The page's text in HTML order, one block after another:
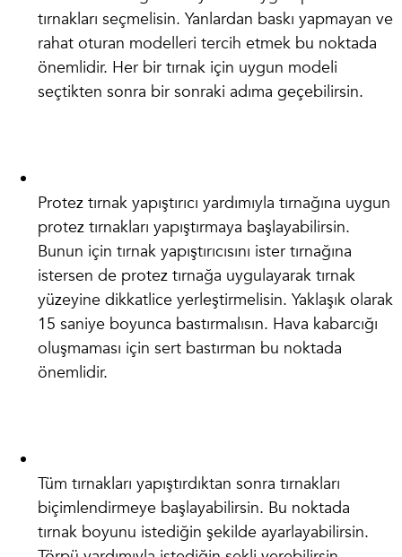
tırnakları seçmelisin. Yanlardan baskı yapmayan ve
rahat oturan modelleri tercih etmek bu noktada
önemlidir. Her bir tırnak için uygun modeli
seçtikten sonra bir sonraki adıma geçebilirsin.
Protez tırnak yapıştırıcı yardımıyla tırnağına uygun
protez tırnakları yapıştırmaya başlayabilirsin.
Bunun için tırnak yapıştırıcısını ister tırnağına
istersen de protez tırnağa uygulayarak tırnak
yüzeyine dikkatlice yerleştirmelisin. Yaklaşık olarak
15 saniye boyunca bastırmalısın. Hava kabarcığı
oluşmaması için sert bastırman bu noktada
önemlidir.
Tüm tırnakları yapıştırdıktan sonra tırnakları
biçimlendirmeye başlayabilirsin. Bu noktada
tırnak boyunu istediğin şekilde ayarlayabilirsin.